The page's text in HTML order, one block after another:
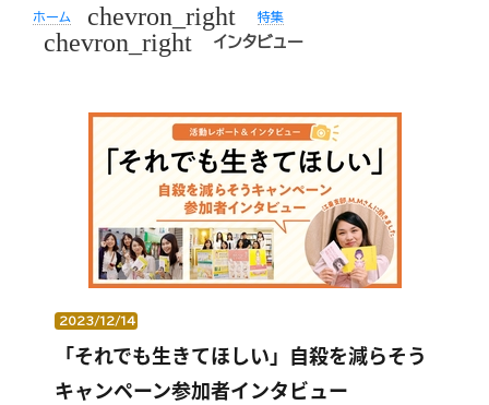
ホーム chevron_right 特集
chevron_right インタビュー
2023/12/14
「それでも生きてほしい」自殺を減らそう
キャンペーン参加者インタビュー